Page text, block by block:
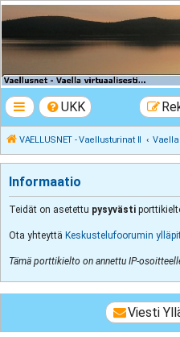
VAELLUSNET -
Vaellusturinat II
UKK
VAELLUSNET - Vaellusturinat II
Informaatio
Teidät on asetettu pysyvästi
Ota yhteyttä Keskustelufoorumin
Tämä porttikielto on annettu IP-
Viesti